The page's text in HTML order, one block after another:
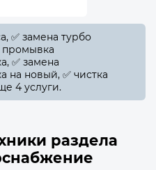
✅️ замена турбо
промывка
✅️ замена
на новый, ✅️ чистка
4 услуги.
раздела